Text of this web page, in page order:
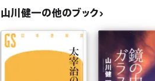
追憶のルート19
マシンの見る夢
── 愛と孤独 ──
雨の日のショート・ストッパーズ
山川健一の他のブック